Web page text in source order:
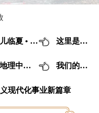
花儿临夏 • 在河之州 这里是东乡
【地理中国】在河之州 我们的村庄
现代化事业新篇章